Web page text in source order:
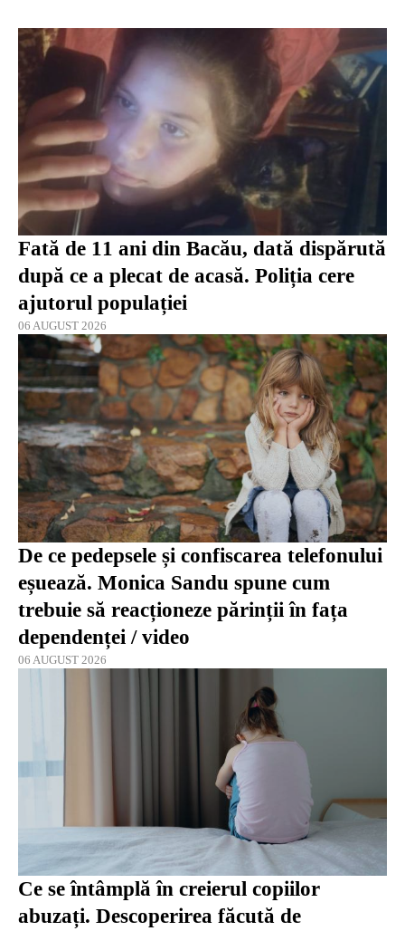
Fată de 11 ani din Bacău, dată dispărută
după ce a plecat de acasă. Poliția cere
ajutorul populației
06 AUGUST 2026
De ce pedepsele și confiscarea telefonului
eșuează. Monica Sandu spune cum
trebuie să reacționeze părinții în fața
dependenței / video
06 AUGUST 2026
Ce se întâmplă în creierul copiilor
abuzați. Descoperirea făcută de